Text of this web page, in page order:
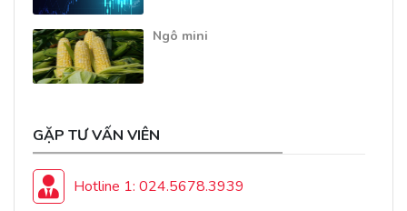
Ngô mini
GẶP TƯ VẤN VIÊN
Hotline 1: 024.5678.3939